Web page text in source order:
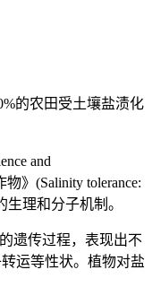
的农田受土壤盐渍化
and
》(Salinity tolerance:
理和分子机制。
遗传过程，表现出不
运等性状。植物对盐